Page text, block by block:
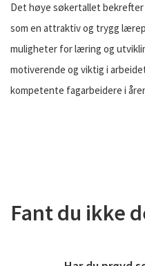
Det høye søkertallet bekrefter
som en attraktiv og trygg
muligheter for læring og
motiverende og viktig i
kompetente fagarbeidere i
Fant du ikke